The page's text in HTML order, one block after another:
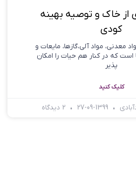
از خاک و توصیه بهینه
کودی
معدنی، مواد آلی،گازها، مایعات و
است که در کنار هم حیات را امکان
پذیر
کلیک کنید